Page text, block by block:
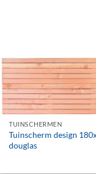
+
TUINSCHERMEN
Tuinscherm design
douglas